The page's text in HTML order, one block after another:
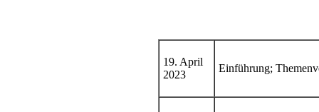
19. April
2023
Einführung;